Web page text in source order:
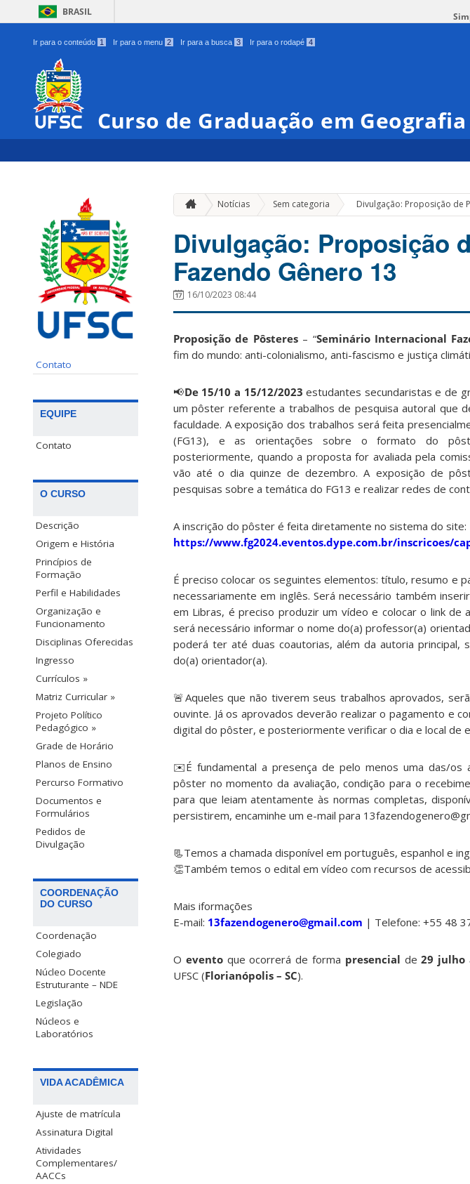
BRASIL
Ir para o conteúdo 1 Ir para o menu 2 Ir para a busca 3 Ir para o rodapé 4
Curso de Graduação em Geografia
Contato
EQUIPE
Contato
O CURSO
Descrição
Origem e História
Princípios de
Formação
Perfil e Habilidades
Organização e
Funcionamento
Disciplinas Oferecidas
Ingresso
Currículos »
Matriz Curricular »
Projeto Político
Pedagógico »
Grade de Horário
Planos de Ensino
Percurso Formativo
Documentos e
Formulários
Pedidos de
Divulgação
COORDENAÇÃO
DO CURSO
Coordenação
Colegiado
Núcleo Docente
Estruturante – NDE
Legislação
Núcleos e
Laboratórios
VIDA ACADÊMICA
Ajuste de matrícula
Assinatura Digital
Atividades
Complementares/
AACCs
Notícias Sem categoria » Divulgação: Proposição de
Divulgação: Proposição
Fazendo Gênero 13
16/10/2023 08:44
Proposição de Pôsteres – “Seminário Internacional
fim do mundo: anti-colonialismo, anti-fascismo e justiça
📢De 15/10 a 15/12/2023 estudantes secundaristas e de
um pôster referente a trabalhos de pesquisa autoral que
faculdade. A exposição dos trabalhos será feita
(FG13), e as orientações sobre o formato do
posteriormente, quando a proposta for avaliada pela
vão até o dia quinze de dezembro. A exposição de
pesquisas sobre a temática do FG13 e realizar redes de
A inscrição do pôster é feita diretamente no sistema do site:
https://www.fg2024.eventos.dype.com.br/inscricoes/
É preciso colocar os seguintes elementos: título, resumo e
necessariamente em inglês. Será necessário também
em Libras, é preciso produzir um vídeo e colocar o link de
será necessário informar o nome do(a) professor(a)
poderá ter até duas coautorias, além da autoria principal,
do(a) orientador(a).
🚨Aqueles que não tiverem seus trabalhos aprovados,
ouvinte. Já os aprovados deverão realizar o pagamento e
digital do pôster, e posteriormente verificar o dia e local de
✉️É fundamental a presença de pelo menos uma das/os
pôster no momento da avaliação, condição para o
para que leiam atentamente às normas completas,
persistirem, encaminhe um e-mail para
📃Temos a chamada disponível em português, espanhol e
👏Também temos o edital em vídeo com recursos de
Mais iformações
E-mail: 13fazendogenero@gmail.com | Telefone: +55 48
O eventoque ocorrerá de forma presencial de29 julho
UFSC (Florianópolis – SC).